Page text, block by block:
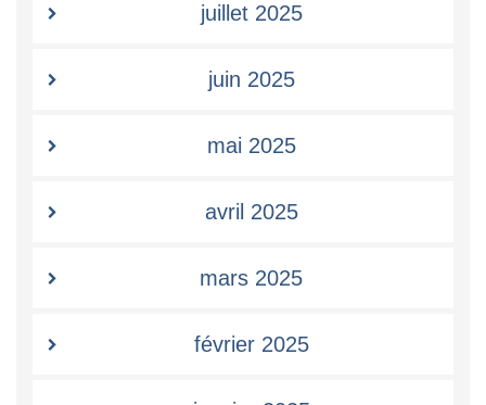
juillet 2025
juin 2025
mai 2025
avril 2025
mars 2025
février 2025